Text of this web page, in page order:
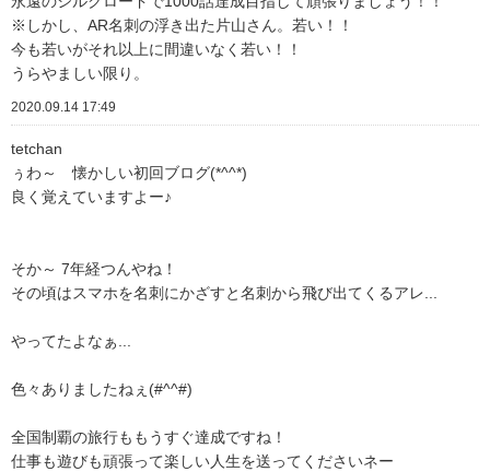
※しかし、AR名刺の浮き出た片山さん。若い！！
今も若いがそれ以上に間違いなく若い！！
うらやましい限り。
2020.09.14 17:49
tetchan
ぅわ～ 懐かしい初回ブログ(*^^*)
良く覚えていますよー♪
そか～ 7年経つんやね！
その頃はスマホを名刺にかざすと名刺から飛び出てくるアレ...
やってたよなぁ...
色々ありましたねぇ(#^^#)
全国制覇の旅行ももうすぐ達成ですね！
仕事も遊びも頑張って楽しい人生を送ってくださいネー